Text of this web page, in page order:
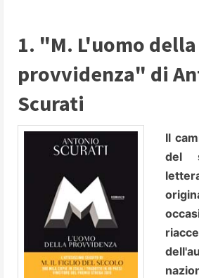
1. "M. L'uomo della
provvidenza" di
Scurati
Il
del